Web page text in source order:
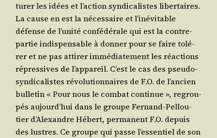
tu­rer les idées et l’action syn­di­ca­listes liber­taires.
La cause en est la néces­saire et l’inévitable
défense de l’unité confé­dé­rale qui est la contre-
par­tie indis­pen­sable à don­ner pour se faire tolé­
rer et ne pas atti­rer immé­dia­te­ment les réac­tions
répres­sives de l’appareil. C’est le cas des pseu­do-
syn­di­ca­listes révo­lu­tion­naires de F.O. de l’ancien
bul­le­tin « Pour nous le com­bat conti­nue », regrou­
pés aujourd’hui dans le groupe Fer­nand-Pel­lou­
tier d’Alexandre Hébert, per­ma­nent F.O. depuis
des lustres. Ce groupe qui passe l’essentiel de son